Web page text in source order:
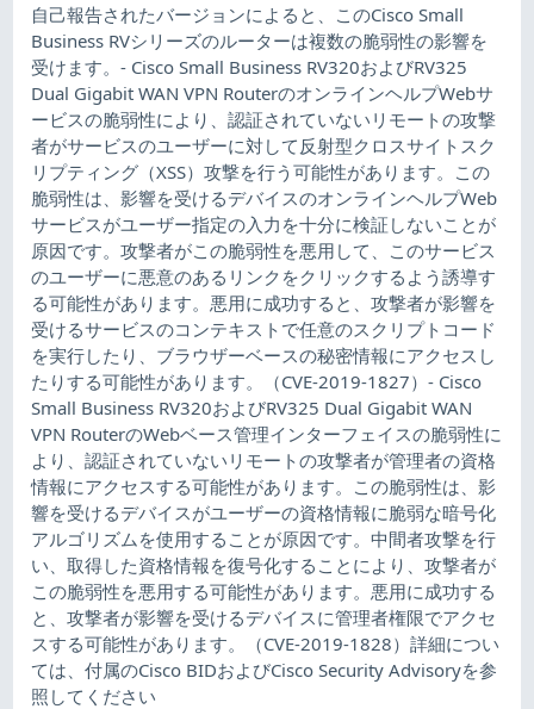
自己報告されたバージョンによると、このCisco Small
Business RVシリーズのルーターは複数の脆弱性の影響を
受けます。- Cisco Small Business RV320およびRV325
Dual Gigabit WAN VPN RouterのオンラインヘルプWebサ
ービスの脆弱性により、認証されていないリモートの攻撃
者がサービスのユーザーに対して反射型クロスサイトスク
リプティング（XSS）攻撃を行う可能性があります。この
脆弱性は、影響を受けるデバイスのオンラインヘルプWeb
サービスがユーザー指定の入力を十分に検証しないことが
原因です。攻撃者がこの脆弱性を悪用して、このサービス
のユーザーに悪意のあるリンクをクリックするよう誘導す
る可能性があります。悪用に成功すると、攻撃者が影響を
受けるサービスのコンテキストで任意のスクリプトコード
を実行したり、ブラウザーベースの秘密情報にアクセスし
たりする可能性があります。（CVE-2019-1827）- Cisco
Small Business RV320およびRV325 Dual Gigabit WAN
VPN RouterのWebベース管理インターフェイスの脆弱性に
より、認証されていないリモートの攻撃者が管理者の資格
情報にアクセスする可能性があります。この脆弱性は、影
響を受けるデバイスがユーザーの資格情報に脆弱な暗号化
アルゴリズムを使用することが原因です。中間者攻撃を行
い、取得した資格情報を復号化することにより、攻撃者が
この脆弱性を悪用する可能性があります。悪用に成功する
と、攻撃者が影響を受けるデバイスに管理者権限でアクセ
スする可能性があります。（CVE-2019-1828）詳細につい
ては、付属のCisco BIDおよびCisco Security Advisoryを参
照してください